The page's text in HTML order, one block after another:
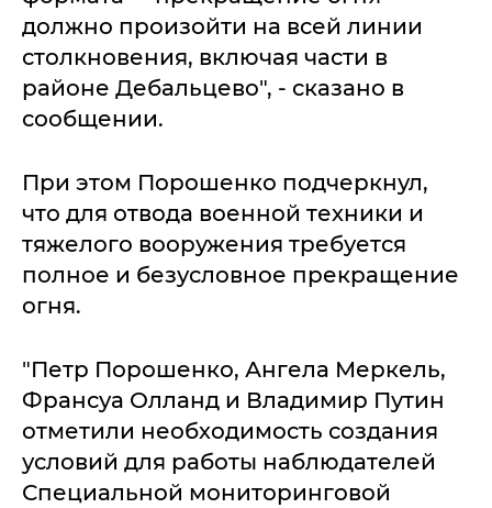
должно произойти на всей линии
столкновения, включая части в
районе Дебальцево", - сказано в
сообщении.
При этом Порошенко подчеркнул,
что для отвода военной техники и
тяжелого вооружения требуется
полное и безусловное прекращение
огня.
"Петр Порошенко, Ангела Меркель,
Франсуа Олланд и Владимир Путин
отметили необходимость создания
условий для работы наблюдателей
Специальной мониторинговой